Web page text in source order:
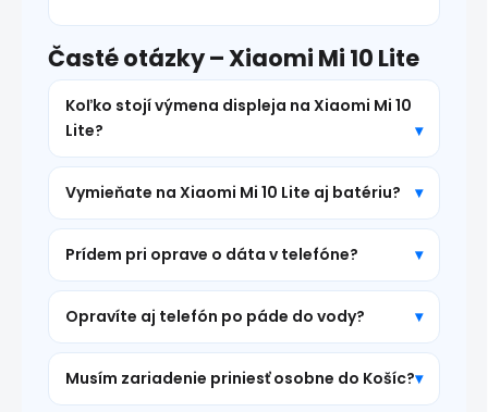
Časté otázky – Xiaomi Mi 10 Lite
Koľko stojí výmena displeja na Xiaomi Mi 10
Lite?
Vymieňate na Xiaomi Mi 10 Lite aj batériu?
Prídem pri oprave o dáta v telefóne?
Opravíte aj telefón po páde do vody?
Musím zariadenie priniesť osobne do Košíc?